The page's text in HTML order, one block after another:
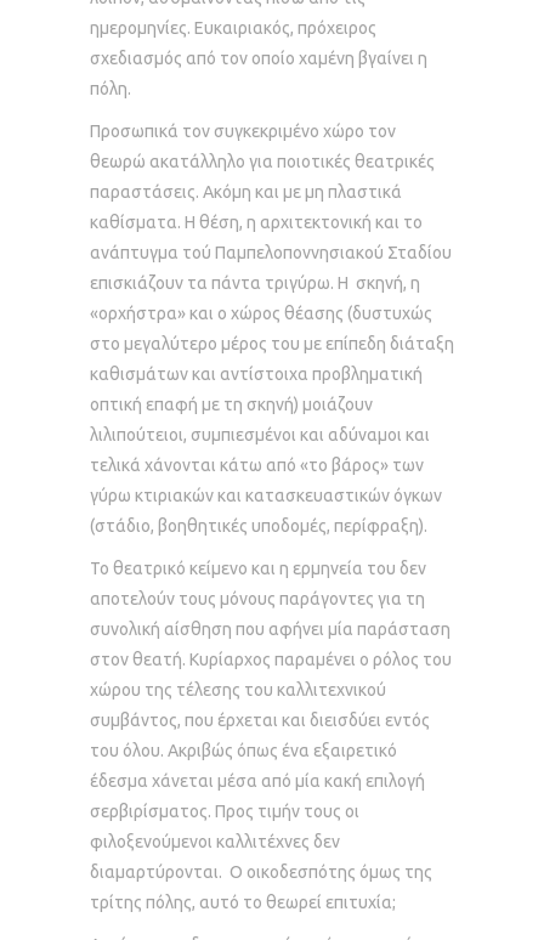
ημερομηνίες. Ευκαιριακός, πρόχειρος
σχεδιασμός από τον οποίο χαμένη βγαίνει η
πόλη.
Προσωπικά τον συγκεκριμένο χώρο τον
θεωρώ ακατάλληλο για ποιοτικές θεατρικές
παραστάσεις. Ακόμη και με μη πλαστικά
καθίσματα. Η θέση, η αρχιτεκτονική και το
ανάπτυγμα τού Παμπελοποννησιακού Σταδίου
επισκιάζουν τα πάντα τριγύρω. Η σκηνή, η
«ορχήστρα» και ο χώρος θέασης (δυστυχώς
στο μεγαλύτερο μέρος του με επίπεδη διάταξη
καθισμάτων και αντίστοιχα προβληματική
οπτική επαφή με τη σκηνή) μοιάζουν
λιλιπούτειοι, συμπιεσμένοι και αδύναμοι και
τελικά χάνονται κάτω από «το βάρος» των
γύρω κτιριακών και κατασκευαστικών όγκων
(στάδιο, βοηθητικές υποδομές, περίφραξη).
Το θεατρικό κείμενο και η ερμηνεία του δεν
αποτελούν τους μόνους παράγοντες για τη
συνολική αίσθηση που αφήνει μία παράσταση
στον θεατή. Κυρίαρχος παραμένει ο ρόλος του
χώρου της τέλεσης του καλλιτεχνικού
συμβάντος, που έρχεται και διεισδύει εντός
του όλου. Ακριβώς όπως ένα εξαιρετικό
έδεσμα χάνεται μέσα από μία κακή επιλογή
σερβιρίσματος. Προς τιμήν τους οι
φιλοξενούμενοι καλλιτέχνες δεν
διαμαρτύρονται. Ο οικοδεσπότης όμως της
τρίτης πόλης, αυτό το θεωρεί επιτυχία;